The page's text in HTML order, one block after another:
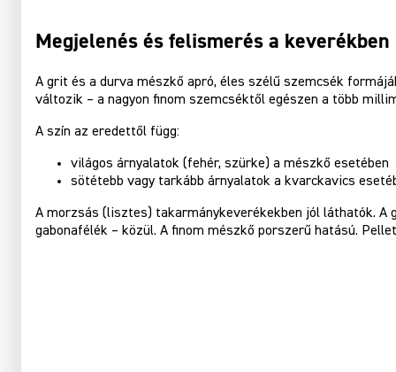
Megjelenés és felismerés a keverékben
A grit és a durva mészkő apró, éles szélű szemcsék
változik – a nagyon finom szemcséktől egészen a több
A szín az eredettől függ:
világos árnyalatok (fehér, szürke) a mészkő esetében
sötétebb vagy tarkább árnyalatok a kvarckavics
A morzsás (lisztes) takarmánykeverékekben jól láthatók. A
gabonafélék – közül. A finom mészkő porszerű hatású.